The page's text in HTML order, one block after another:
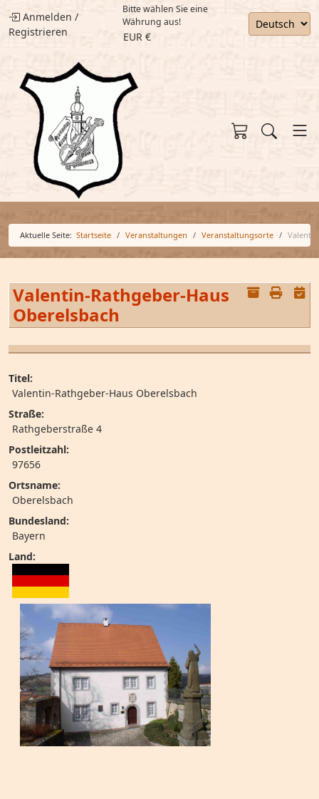
Anmelden /
Registrieren
Bitte wählen Sie eine
Währung aus!
EUR €
Aktuelle Seite: Startseite Veranstaltungen Veranstaltungsorte
Valentin-Rathgeber-Haus
Oberelsbach
Titel:
Valentin-Rathgeber-Haus Oberelsbach
Straße:
Rathgeberstraße 4
Postleitzahl:
97656
Ortsname:
Oberelsbach
Bundesland:
Bayern
Land: